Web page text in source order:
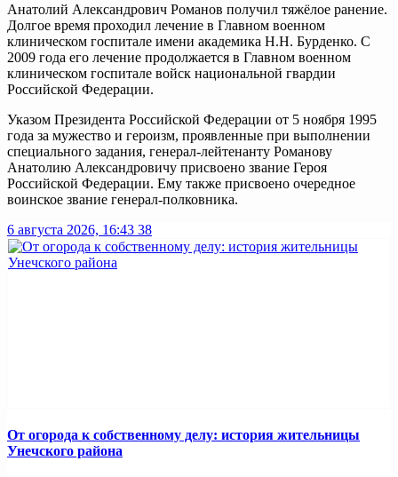
Анатолий Александрович Романов получил тяжёлое ранение.
Долгое время проходил лечение в Главном военном
клиническом госпитале имени академика Н.Н. Бурденко. С
2009 года его лечение продолжается в Главном военном
клиническом госпитале войск национальной гвардии
Российской Федерации.
Указом Президента Российской Федерации от 5 ноября 1995
года за мужество и героизм, проявленные при выполнении
специального задания, генерал-лейтенанту Романову
Анатолию Александровичу присвоено звание Героя
Российской Федерации. Ему также присвоено очередное
воинское звание генерал-полковника.
6 августа 2026, 16:43 38
От огорода к собственному делу: история жительницы
Унечского района